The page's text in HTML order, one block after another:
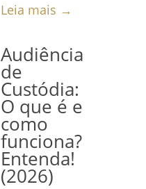
Leia mais →
Audiência
de
Custódia:
O que é e
como
funciona?
Entenda!
(2026)